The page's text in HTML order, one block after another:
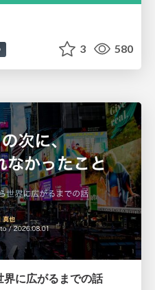
3 580
界に広がるまでの話